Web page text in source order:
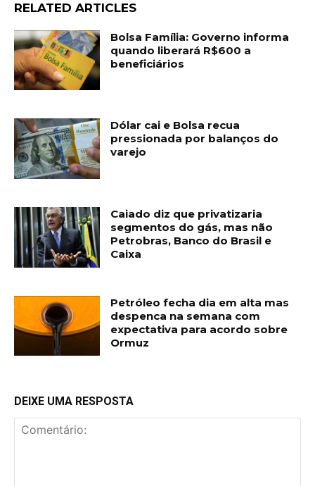
RELATED ARTICLES
Bolsa Família: Governo informa
quando liberará R$600 a
beneficiários
Dólar cai e Bolsa recua
pressionada por balanços do
varejo
Caiado diz que privatizaria
segmentos do gás, mas não
Petrobras, Banco do Brasil e
Caixa
Petróleo fecha dia em alta mas
despenca na semana com
expectativa para acordo sobre
Ormuz
DEIXE UMA RESPOSTA